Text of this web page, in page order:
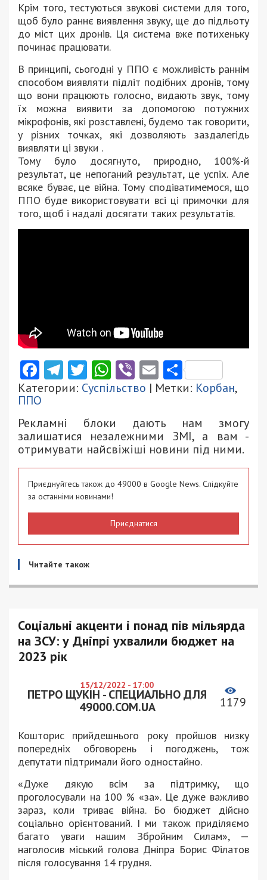
Крім того, тестуються звукові системи для того,
щоб було раннє виявлення звуку, ще до підльоту
до міст цих дронів. Ця система вже потихеньку
починає працювати.
В принципі, сьогодні у ППО є можливість раннім
способом виявляти підліт подібних дронів, тому
що вони працюють голосно, видають звук, тому
їх можна виявити за допомогою потужних
мікрофонів, які розставлені, будемо так говорити,
у різних точках, які дозволяють заздалегідь
виявляти ці звуки .
Тому було досягнуто, природно, 100%-й
результат, це непоганий результат, це успіх. Але
всяке буває, це війна. Тому сподіватимемося, що
ППО буде використовувати всі ці примочки для
того, щоб і надалі досягати таких результатів.
Facebook
Telegram
Twitter
WhatsApp
ViberEmail
Категории: Суспільство | Метки: Корбан,
ППО
Рекламні блоки дають нам змогу
залишатися незалежними ЗМІ, а вам -
отримувати найсвіжіші новини під ними.
Приєднуйтесь також до 49000 в Google News. Слідкуйте
за останніми новинами!
Приєднатися
Читайте також
Соціальні акценти і понад пів мільярда
на ЗСУ: у Дніпрі ухвалили бюджет на
2023 рік
15/12/2022 - 17:00
ПЕТРО ЩУКІН - СПЕЦИАЛЬНО ДЛЯ
49000.COM.UA
1179
Кошторис прийдешнього року пройшов низку
попередніх обговорень і погоджень, тож
депутати підтримали його одностайно.
«Дуже дякую всім за підтримку, що
проголосували на 100 % «за». Це дуже важливо
зараз, коли триває війна. Бо бюджет дійсно
соціально орієнтований. І ми також приділяємо
багато уваги нашим Збройним Силам», —
наголосив міський голова Дніпра Борис Філатов
після голосування 14 грудня.